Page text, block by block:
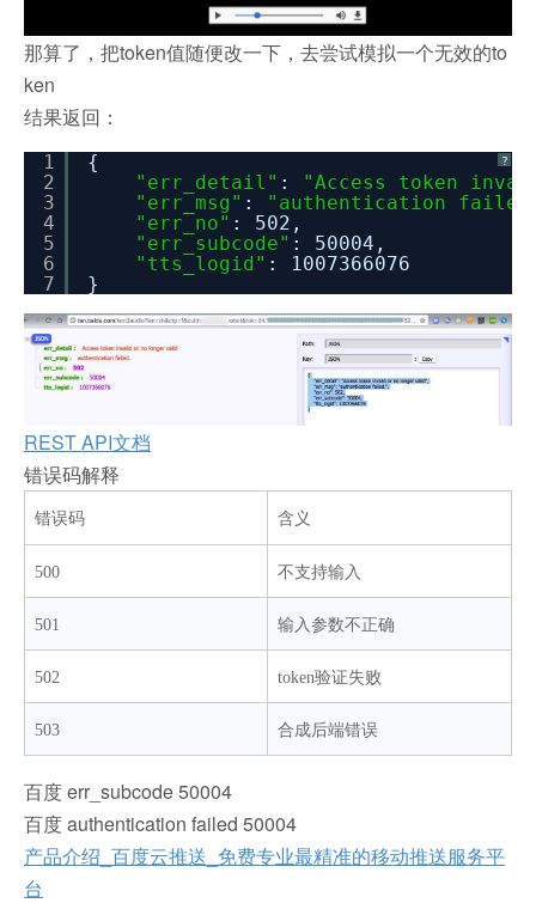
那算了，把token值随便改一下，去尝试模拟一个无效的to
ken
结果返回：
?
1
2
3
4
5
6
7
{
"err_detail" :
"Access token
"err_msg" :
"authentication
"err_no" : 502,
"err_subcode" : 50004,
"tts_logid" : 1007366076
}
REST API文档
错误码解释
错误码 含义
500 不支持输入
501 输入参数不正确
502 token验证失败
503 合成后端错误
百度 err_subcode 50004
百度 authentication failed 50004
产品介绍_百度云推送_免费专业最精准的移动推送服务平
台